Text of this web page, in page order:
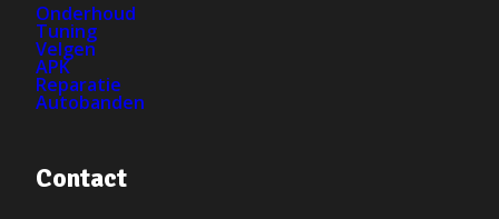
Onderhoud
Tuning
Velgen
APK
Reparatie
Autobanden
Contact